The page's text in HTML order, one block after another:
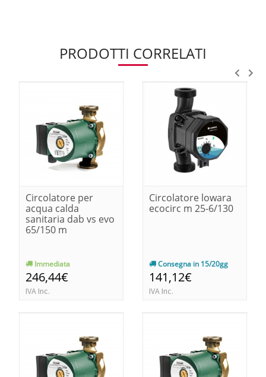
PRODOTTI CORRELATI
Circolatore per
acqua calda
sanitaria dab vs evo
65/150 m
Immediata
246,44€
IVA Inc.
Circolatore lowara
ecocirc m 25-6/130
Consegna in 15/20gg
141,12€
IVA Inc.